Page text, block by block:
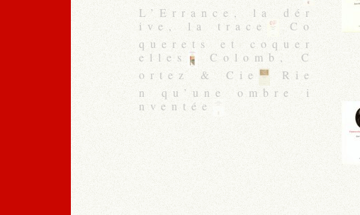
L’Errance, la dér
ive, la trace
Co
querets et coquer
elles
Colomb, C
ortez & Cie
Rie
n qu’une ombre i
nventée